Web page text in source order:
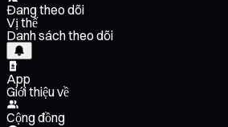
Đang theo dõi
Vị thế
Danh sách theo dõi
App
Giới thiệu về
Cộng đồng